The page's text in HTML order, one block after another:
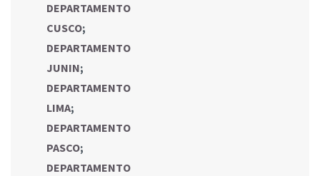
DEPARTAMENTO
CUSCO;
DEPARTAMENTO
JUNIN;
DEPARTAMENTO
LIMA;
DEPARTAMENTO
PASCO;
DEPARTAMENTO